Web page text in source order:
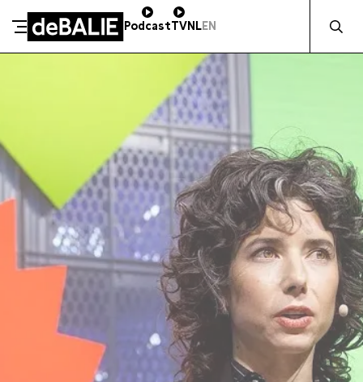
De Balie
PodcastTVNLEN
SCHENK DIRECT
Kleine-Gartmanplantsoen 10
020 5535100
14:00–17:00
Café
020 5535100
10:00–00:00